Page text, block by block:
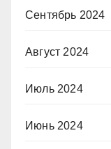
Сентябрь 2024
Август 2024
Июль 2024
Июнь 2024